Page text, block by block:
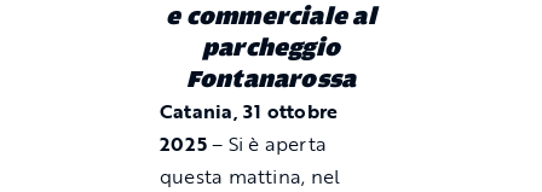
e commerciale al
parcheggio
Fontanarossa
Catania, 31 ottobre
2025– Si è aperta
questa mattina, nel